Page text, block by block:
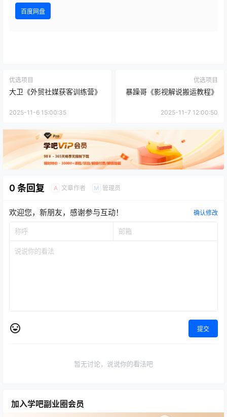
百度网盘
优选项目
大卫《外贸社媒获客训练营》
2025-11-6 15:00:35
优选项目
暴躁哥《影视解说搬运教程》
2025-11-7 12:00:50
0 条回复 A 文章作者 M 管理员
欢迎您，新朋友，感谢参与互动！ 确认修改
提交
暂无讨论，说说你的看法吧
加入学吧副业圈会员